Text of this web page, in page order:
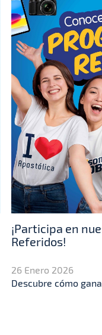
¡Participa en
Referidos!
26 Enero 2026
Descubre cómo